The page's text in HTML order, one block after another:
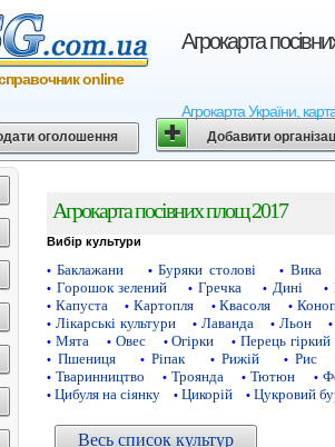
Агрокарта
Агрокарта України,
online
оголошення Добавити
Агрокарта посівних площ 2017
Вибір культури
• Баклажани • Буряки столові • Вика
• Горошок зелений • Гречка • Дині •
• Капуста • Картопля • Квасоля •
• Лікарські культури • Лаванда • Льон •
• Мята • Овес • Огірки • Перець гіркий
• Пшениця • Ріпак • Рижій • Рис
• Тваринництво • Троянда • Тютюн •
• Цибуля на сіянку • Цикорій • Цукровий
Весь список культур